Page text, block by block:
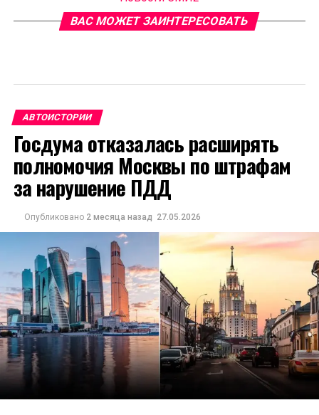
ВАС МОЖЕТ ЗАИНТЕРЕСОВАТЬ
АВТОИСТОРИИ
Госдума отказалась расширять
полномочия Москвы по штрафам
за нарушение ПДД
Опубликовано 2 месяца назад 27.05.2026